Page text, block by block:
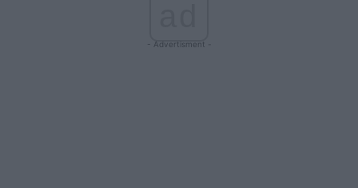
- Advertisment -